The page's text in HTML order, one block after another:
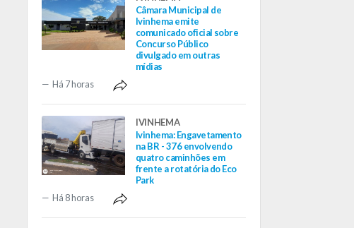
Câmara Municipal de
Ivinhema emite
comunicado oficial sobre
Concurso Público
divulgado em outras
mídias
Há 7 horas
IVINHEMA
Ivinhema: Engavetamento
na BR - 376 envolvendo
quatro caminhões em
frente a rotatória do Eco
Park
Há 8 horas